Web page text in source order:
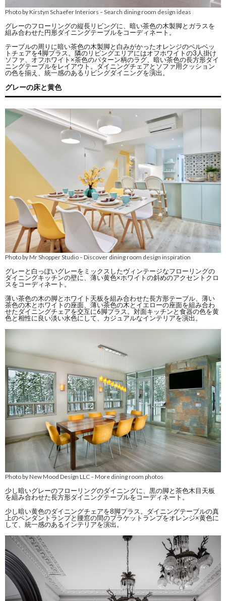
Photo by Kirstyn Schaefer Interiors –Search dining room design ideas
グレーのフローリングの縦長リビングに、暗い茶色の木製脚とガラスを
組み合わせた円形ダイニングテーブルをコーディネート。
テーブルの周りに暗い茶色の木製脚と白みがかったオレンジのベルベッ
トチェアを4脚プラス。隣のリビングエリアにはオフホワイトの3人掛け
ソファ、オフホワイト×茶色のパターン柄のラグ、暗い茶色の長方形ダイ
ニングテーブルをレイアウト。ダイニングチェアとソファ用クッション
の色を揃え、統一感のあるリビングダイニングを演出。
グレーの床と黄色
Photo by Mr Shopper Studio–Discover dining room design inspiration
グレーと白っぽいグレーをミックスしたヴィンテージなフローリングの
ダイニングキッチンの壁に、薄い黄色×ホワイトの斜めのアクセントクロ
スをコーディネート。
薄い茶色の木の脚とホワイト天板を組み合わせた長方形テーブル、薄い
茶色の木とホワイトの座面、薄い茶色の木とイエローの座面を組み合わ
せたダイニングチェアを交互に6脚プラス。対面キッチンと食器の色を黄
色と相性に良い淡い水色にして、カジュアルなインテリアを演出。
Photo by New Mood Design LLC–More dining room photos
少し暗いグレーのフローリングのダイニングに、黒の脚と茶色木目天板
を組み合わせた長方形ダイニングテーブルをコーディネート。
少し暗い黄色のダイニングチェアを8脚プラス。ダイニングテーブルの真
上のペンダントランプと腰窓の間のブラケットランプをオレンジ×黄色に
して、統一感のあるインテリアを演出。